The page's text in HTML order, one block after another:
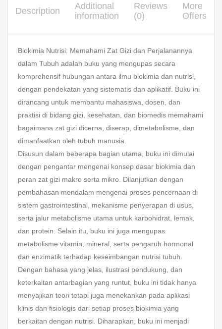
Description
Additional
information
Reviews
(0)
More
Offers
Biokimia Nutrisi: Memahami Zat Gizi dan Perjalanannya
dalam Tubuh adalah buku yang mengupas secara
komprehensif hubungan antara ilmu biokimia dan nutrisi,
dengan pendekatan yang sistematis dan aplikatif. Buku ini
dirancang untuk membantu mahasiswa, dosen, dan
praktisi di bidang gizi, kesehatan, dan biomedis memahami
bagaimana zat gizi dicerna, diserap, dimetabolisme, dan
dimanfaatkan oleh tubuh manusia.
Disusun dalam beberapa bagian utama, buku ini dimulai
dengan pengantar mengenai konsep dasar biokimia dan
peran zat gizi makro serta mikro. Dilanjutkan dengan
pembahasan mendalam mengenai proses pencernaan di
sistem gastrointestinal, mekanisme penyerapan di usus,
serta jalur metabolisme utama untuk karbohidrat, lemak,
dan protein. Selain itu, buku ini juga mengupas
metabolisme vitamin, mineral, serta pengaruh hormonal
dan enzimatik terhadap keseimbangan nutrisi tubuh.
Dengan bahasa yang jelas, ilustrasi pendukung, dan
keterkaitan antarbagian yang runtut, buku ini tidak hanya
menyajikan teori tetapi juga menekankan pada aplikasi
klinis dan fisiologis dari setiap proses biokimia yang
berkaitan dengan nutrisi. Diharapkan, buku ini menjadi